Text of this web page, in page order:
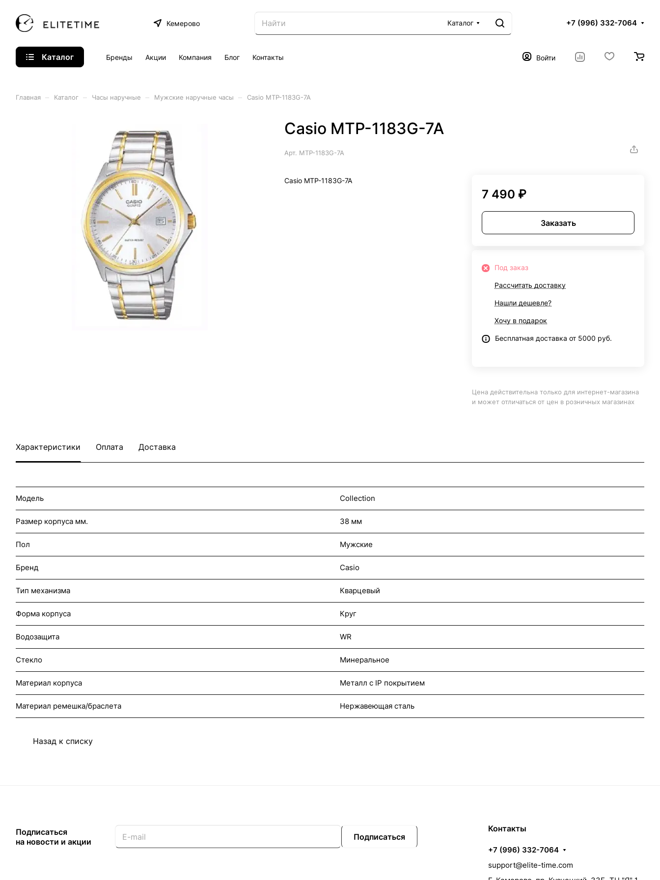
Кемерово Каталог +7 (996) 332-7064
Каталог Бренды Акции Компания Блог Контакты Войти
Главная Каталог Часы наручные Мужские наручные часы Casio MTP-1183G-7A
Casio MTP-1183G-7A
Арт. MTP-1183G-7A
Casio MTP-1183G-7A
7 490 ₽
Заказать
Под заказ
Рассчитать доставку
Нашли дешевле?
Хочу в подарок
Бесплатная доставка от 5000 руб.
Цена действительна только для интернет-магазина
и может отличаться от цен в розничных магазинах
Характеристики Оплата Доставка
Модель Collection
Размер корпуса мм. 38 мм
Пол Мужские
Бренд Casio
Тип механизма Кварцевый
Форма корпуса Круг
Водозащита WR
Стекло Минеральное
Материал корпуса Металл с IP покрытием
Материал ремешка/браслета Нержавеющая сталь
Назад к списку
Подписаться
на новости и акции
Подписаться
Контакты
+7 (996) 332-7064
support@elite-time.com